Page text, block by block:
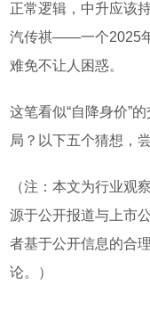
正常逻辑，中升应该
汽传祺——一个2025
难免不让人困惑。
这笔看似“自降身价”的
局？以下五个猜想，
（注：本文为行业观
源于公开报道与上市
者基于公开信息的合
论。
）